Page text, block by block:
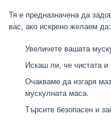
Тя е предназначена да
вас, ако искрено желаем да:
Увеличете вашата
Искаш ли, че чистата и
Очакваме да изгаря
мускулната маса.
Търсите безопасен и